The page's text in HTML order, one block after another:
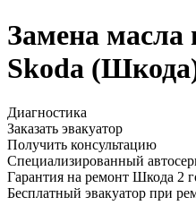
Замена масла
Skoda
Диагностика
Заказать эвакуатор
Получить консультацию
Специализированный
Гарантия на ремонт Шкода 2
Бесплатный эвакуатор при